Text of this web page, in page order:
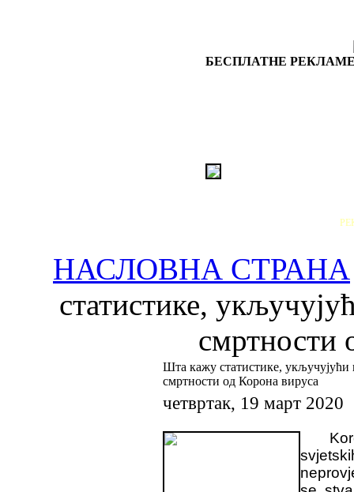
БЕСПЛАТНЕ
НАСЛОВНА СТРАНА
статистике,
смртности
Шта кажу статистике, укључујући
смртности од Корона вируса
четвртак, 19 март 2020